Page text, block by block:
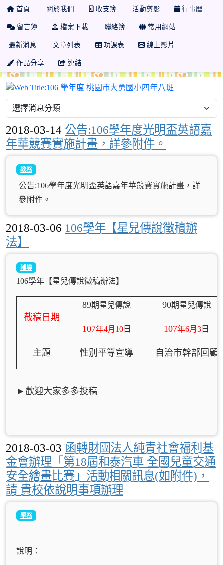
首頁 關於我們 收支簿 活動剪影 行事曆
留言簿 檔案下載 聯絡簿 常用網站
最新消息 文章列表 功課表 線上影片
作品分享 連結
2018-03-14 公告:106學年度光明盃英語嘉
年華競賽實施計畫，詳參附件。
教務
公告:106學年度光明盃英語嘉年華競賽實施計畫，詳
參附件。
2018-03-06 106學年【星兒傳說徵稿辦
法】
輔導
106學年【星兒傳說徵稿辦法】
截稿日期
89期星兒傳說
107年4月10日
90期星兒傳說
107年6月3 日
主題 性別平等宣導 自治市幹部回顧
► 歡迎大家多多投稿
2018-03-03 函轉財團法人純青社會福利基
金會辦理「第18屆和泰汽車 全國兒童交通
安全繪畫比賽」活動相關訊息(如附件)，
請 貴校依說明事項辦理
學務
說明：